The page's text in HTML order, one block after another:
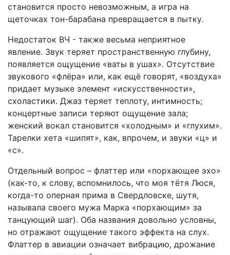
становится просто невозможным, а игра на
щеточках тон-барабана превращается в пытку.
Недостаток ВЧ - также весьма неприятное
явление. Звук теряет пространственную глубину,
появляется ощущение «ваты в ушах». Отсутствие
звукового «флёра» или, как ещё говорят, «воздуха»
придает музыке элемент «искусственности»,
схоластики. Джаз теряет теплоту, интимность;
концертные записи теряют ощущение зала;
женский вокал становится «холодным» и «глухим».
Тарелки хета «шипят», как, впрочем, и звуки «ц» и
«с».
Отдельный вопрос – флаттер или «порхающее эхо»
(как-то, к слову, вспомнилось, что моя тётя Люся,
когда-то оперная прима в Свердловске, шутя,
называла своего мужа Марка «порхающим» за
танцующий шаг). Оба названия довольно условны,
но отражают ощущение такого эффекта на слух.
Флаттер в авиации означает вибрацию, дрожание